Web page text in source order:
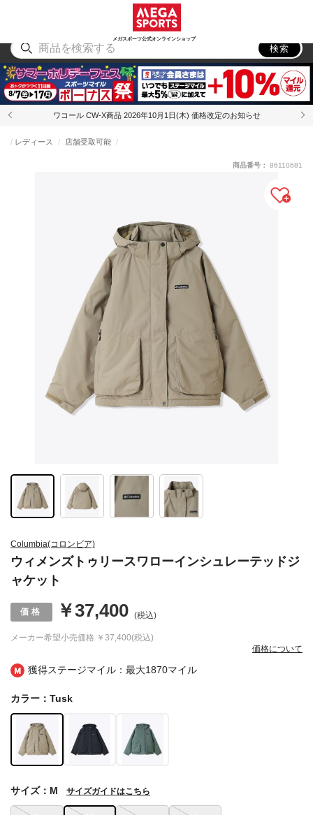
メガスポーツ公式オンラインショップ
アウトドア
検索
ワコール CW-X商品 2026年10月1日(木) 価格改定のお知らせ
獲得ステージマイル：最大1870マイル
Columbia(コロンビア)
ウィメンズトゥリースワローインシュレーテッドジ
ャケット
レディース 店舗受取可能
メーカー希望小売価格 ￥37,400(税込)
￥37,400 (税込)
価格について
商品番号： 86110681
カラー：Tusk
サイズ：M サイズガイドはこちら